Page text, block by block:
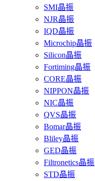
SMI晶振
NJR晶振
IQD晶振
Microchip晶振
Silicon晶振
Fortiming晶振
CORE晶振
NIPPON晶振
NIC晶振
QVS晶振
Bomar晶振
Bliley晶振
GED晶振
Filtronetics晶振
STD晶振